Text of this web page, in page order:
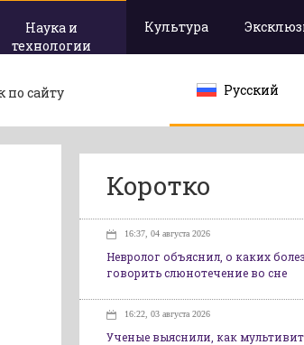
Наука и
технологии
Культура
Русский
Коротко
16:37, 04 августа 2026
Невролог объяснил, о каких
говорить слюнотечение во сне
16:22, 03 августа 2026
Ученые выяснили, как